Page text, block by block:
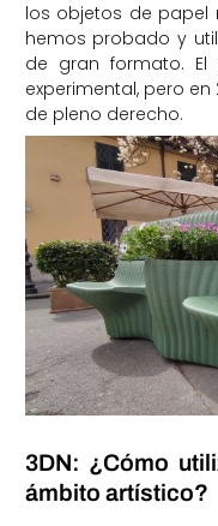
los objetos de
hemos probado y
de gran formato. El
experimental, pero
de pleno derecho.
3DN: ¿Cómo
ámbito artístico?